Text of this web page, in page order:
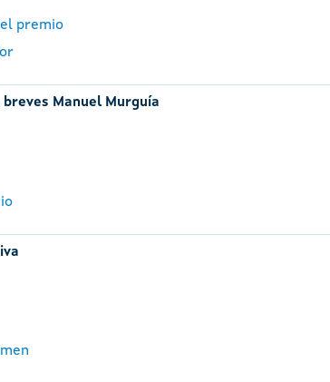
premio
Manuel Murguía